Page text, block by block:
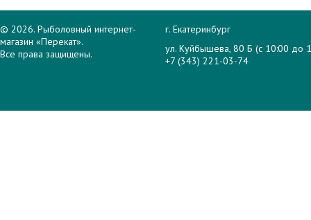
© 2026. Рыболовный интернет-
магазин «Перекат».
Все права защищены.
г. Екатеринбург
ул. Куйбышева, 80 Б (с 10:00 до
+7 (343) 221-03-74